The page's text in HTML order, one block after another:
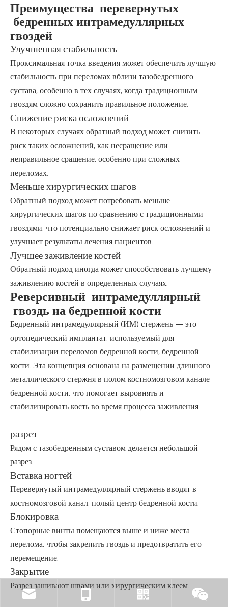
Преимущества перевернутых
бедренных интрамедуллярных
гвоздей
Улучшенная стабильность
Проксимальная точка введения может обеспечить лучшую
стабильность при переломах вблизи тазобедренного
сустава, особенно в тех случаях, когда традиционным
гвоздям сложно сохранить правильное положение.
Снижение риска осложнений
В некоторых случаях обратный подход может снизить
риск таких осложнений, как несращение или
неправильное сращение, особенно при сложных
переломах.
Меньше хирургических шагов
Обратный подход может потребовать меньше
хирургических шагов по сравнению с традиционными
гвоздями, что потенциально снижает риск осложнений и
улучшает результаты лечения пациентов.
Лучшее заживление костей
Обратный подход иногда может способствовать лучшему
заживлению костей в определенных случаях.
Реверсивный интрамедуллярный
гвоздь на бедренной кости
Бедренный интрамедуллярный (ИМ) стержень — это
ортопедический имплантат, используемый для
стабилизации переломов бедренной кости, бедренной
кости. Эта концепция основана на размещении длинного
металлического стержня в полом костномозговом канале
бедренной кости, что помогает выровнять и
стабилизировать кость во время процесса заживления.
разрез
Рядом с тазобедренным суставом делается небольшой
разрез.
Вставка ногтей
Перевернутый интрамедуллярный стержень вводят в
костномозговой канал, полый центр бедренной кости.
Блокировка
Стопорные винты помещаются выше и ниже места
перелома, чтобы закрепить гвоздь и предотвратить его
перемещение.
Закрытие
Разрез зашивают швами или хирургическим клеем.